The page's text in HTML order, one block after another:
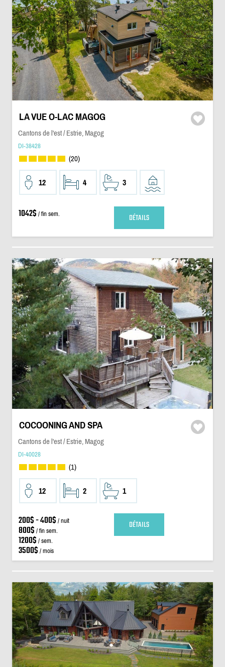
LA VUE O-LAC MAGOG
Cantons de l'est / Estrie, Magog
DI-38428
(20)
12 4 3
1042$ / fin sem. DÉTAILS
COCOONING AND SPA
Cantons de l'est / Estrie, Magog
DI-40028
(1)
12 2 1
200$ - 400$ / nuit
800$ / fin sem.
1200$ / sem.
3500$ / mois
DÉTAILS